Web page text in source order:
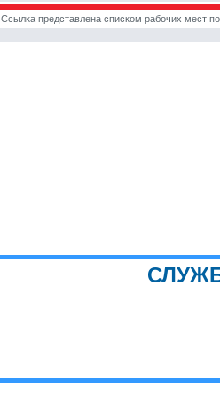
Ссылка представлена списком рабочих мест